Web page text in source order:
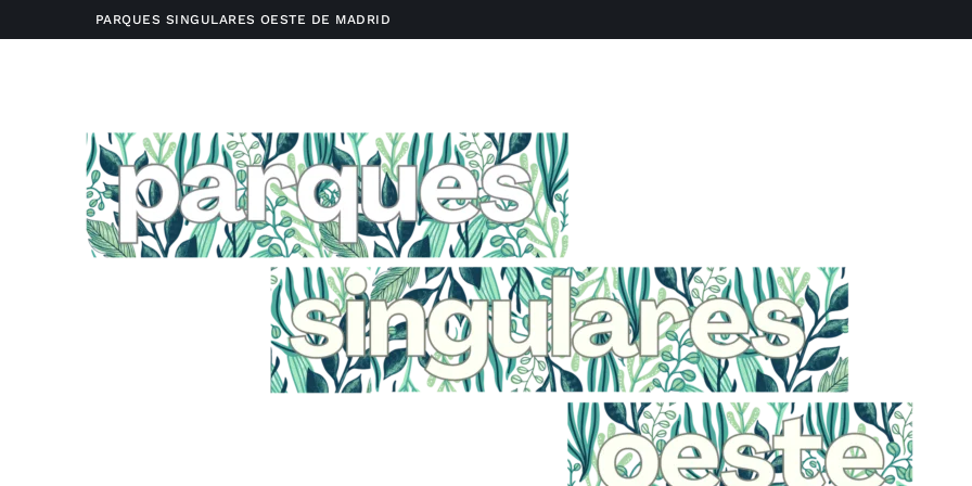
PARQUES SINGULARES OESTE DE MADRID